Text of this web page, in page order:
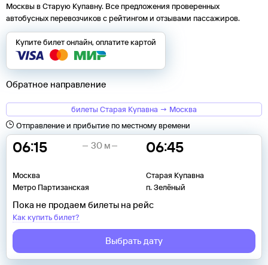
МосквывСтарую Купавну. Все предложения проверенных
автобусных перевозчиков с рейтингом и отзывами пассажиров.
Купите билет онлайн, оплатите картой
Обратное направление
билеты Старая Купавна → Москва
Отправление и прибытие по местному времени
06:15
Москва
Метро Партизанская
06:45
Старая Купавна
п. Зелёный
30 м
Пока не продаем билеты на рейс
Как купить билет?
Выбрать дату